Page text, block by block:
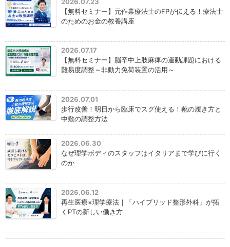
【無料セミナー】元作業療法士のFPが伝える！療法士
のためのお金の教養講座
2026.07.17
【無料セミナー】脳卒中上肢麻痺の運動課題における
難易度調整～非動力免荷装置の活用～
2026.07.01
歩行改善！明日から臨床でスグ使える！靴の履き方と
中敷の調整方法
2026.06.30
なぜ理学ボディのスタッフはイタリアまで学びに行く
のか
2026.06.12
再生医療×理学療法｜「ハイブリッド整形外科」が拓
くPTの新しい働き方